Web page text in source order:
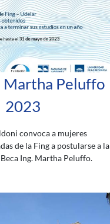
Martha Peluffo
2023
convoca a mujeres
de la Fing a postularse a la
Ing. Martha Peluffo.